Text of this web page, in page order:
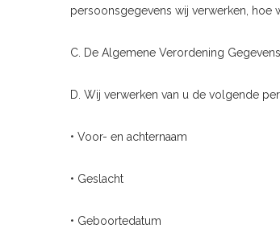
persoonsgegevens wij verwerken, hoe
C. De Algemene Verordening
D. Wij verwerken van u de volgende
• Voor- en achternaam
• Geslacht
• Geboortedatum